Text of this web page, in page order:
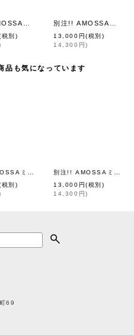
[Dot and Stripes CHILD
税別)
13,000 円(税別)
14,300 円)
品も気になっています
[Dot and Stripes
税別)
13,000 円(税別)
14,300 円)
69